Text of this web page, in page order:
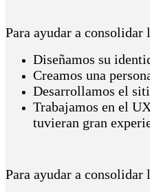
Para ayudar a consolidar
Diseñamos su
Creamos una
Desarrollamos el
Trabajamos en el
tuvieran gran
Para ayudar a consolidar